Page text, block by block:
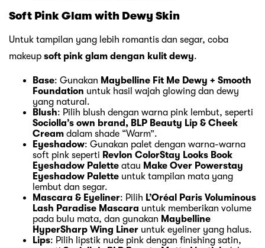
Soft Pink Glam with Dewy Skin
Untuk tampilan yang lebih romantis dan segar, coba
makeup soft pink glam dengan kulit dewy.
Base: Gunakan Maybelline Fit Me Dewy + Smooth
Foundation untuk hasil wajah glowing dan dewy
yang natural.
Blush: Pilih blush dengan warna pink lembut, seperti
Sociolla’s own brand, BLP Beauty Lip & Cheek
Cream dalam shade “Warm”.
Eyeshadow: Gunakan palet dengan warna-warna
soft pink seperti Revlon ColorStay Looks Book
Eyeshadow Palette atau Make Over Powerstay
Eyeshadow Palette untuk tampilan mata yang
lembut dan segar.
Mascara & Eyeliner: Pilih L’Oréal Paris Voluminous
Lash Paradise Mascara untuk memberikan volume
pada bulu mata, dan gunakan Maybelline
HyperSharp Wing Liner untuk eyeliner yang halus.
Lips: Pilih lipstik nude pink dengan finishing satin,